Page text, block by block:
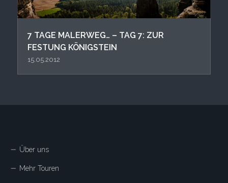
7 TAGE MALERWEG… – TAG 7: ZUR
FESTUNG KÖNIGSTEIN
15.05.2012
Über uns
Mehr Touren